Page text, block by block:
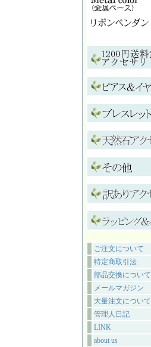
ご注文について
特定商取引法
部品交換について
メールマガジン
大量注文について
管理人日記
LINK
about us